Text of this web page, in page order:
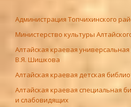
Администрация Топчихинского
Министерство культуры
Алтайская краевая
В.Я. Шишкова
Алтайская краевая детская
Алтайская краевая специальная
и слабовидящих